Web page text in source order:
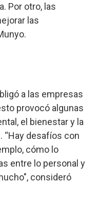
Por otro, las
las
a las empresas
provocó algunas
el bienestar y la
“Hay desafíos con
cómo lo
entre lo personal y
consideró